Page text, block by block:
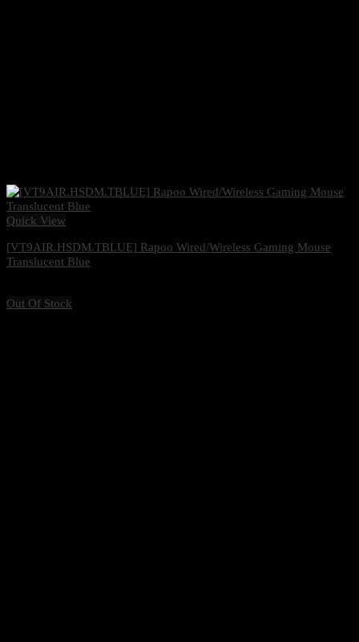
Quick View
[VT9AIR.HSDM.TBLUE] Rapoo Wired/Wireless Gaming Mouse
Translucent Blue
Out Of Stock